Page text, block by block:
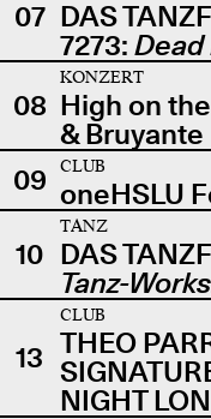
07 DAS
7273: Dead
08
KONZERT
High on
& Bruyante
09
CLUB
oneHSLU
10
TANZ
DAS
Tanz-
13
CLUB
THEO
NIGHT